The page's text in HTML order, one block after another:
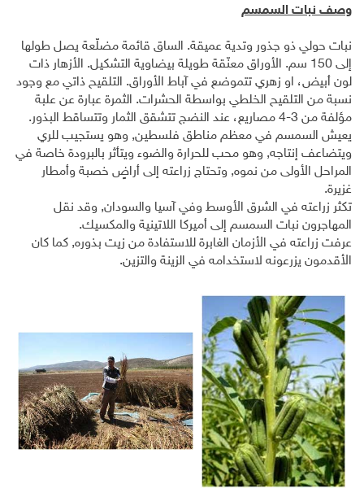
وصف نبات السمسم
نبات حولي ذو جذور وتدية عميقة. الساق قائمة مضلّعة يصل طولها
إلى 150 سم. الأوراق معنّقة طويلة بيضاوية التشكيل. الأزهار ذات
لون أبيض، او زهري تتموضع في آباط الأوراق. التلقيح ذاتي مع وجود
نسبة من التلقيح الخلطي بواسطة الحشرات. الثمرة عبارة عن علبة
مؤلفة من 3-4 مصاريع، عند النضج تتشقق الثمار وتتساقط البذور.
يعيش السمسم في معظم مناطق فلسطين, وهو يستجيب للري
ويتضاعف إنتاجه, وهو محب للحرارة والضوء ويتأثر بالبرودة خاصة في
المراحل الأولى من نموه, وتحتاج زراعته إلى أراضٍ خصبة وأمطار
غزيرة.
تكثر زراعته في الشرق الأوسط وفي آسيا والسودان, وقد نقل
المهاجرون نبات السمسم إلى أميركا اللاتينية والمكسيك.
عرفت زراعته في الأزمان الغابرة للاستفادة من زيت بذوره, كما كان
الأقدمون يزرعونه لاستخدامه في الزينة والتزين.